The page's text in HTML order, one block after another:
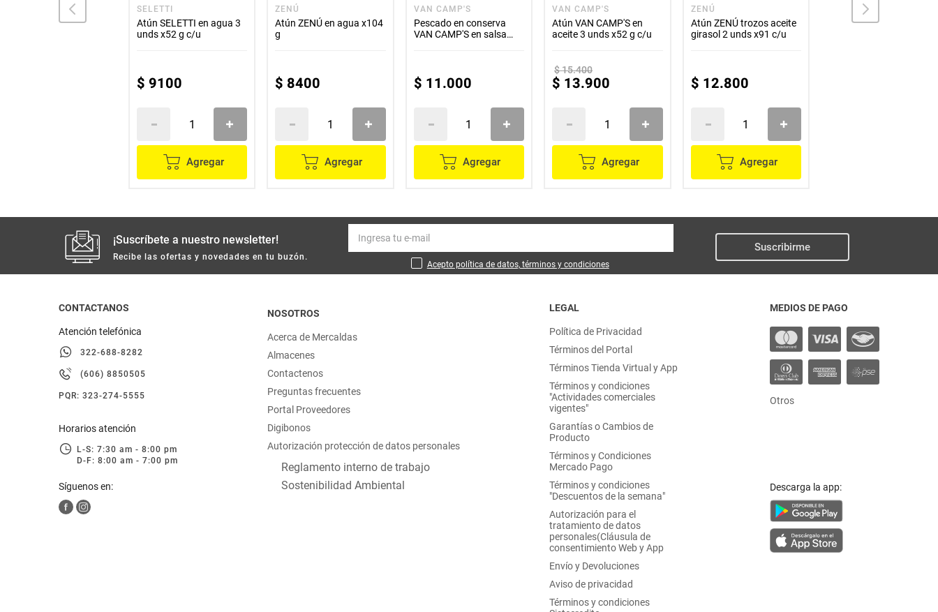
VIGILANTE en
SELETTI
Atún SELETTI en agua 3
unds x52 g c/u
$ 9100
Agregar
ZENÚ
Atún ZENÚ en agua x104
g
$ 8400
Agregar
VAN CAMP'S
Pescado en conserva
VAN CAMP'S en salsa
$ 11.000
Agregar
VAN CAMP'S
Atún VAN CAMP'S en
aceite 3 unds x52 g c/u
$15.400
$ 13.900
Agregar
ZENÚ
Atún ZENÚ trozos aceite
girasol 2 unds x91 c/u
$ 12.800
Agregar
VAN CAMP'S
Ensalada VAN CAMP'S
¡Suscríbete a nuestro newsletter!
Recibe las ofertas y novedades en tu buzón.
Acepto política de datos, términos y condiciones
Suscribirme
CONTACTANOS
Atención telefónica
322-688-8282
(606) 8850505
PQR: 323-274-5555
Horarios atención
L-S: 7:30 am - 8:00 pm
D-F: 8:00 am - 7:00 pm
Síguenos en:
NOSOTROS
Acerca de Mercaldas
Almacenes
Contactenos
Preguntas frecuentes
Portal Proveedores
Digibonos
Autorización protección de datos personales
Reglamento interno de trabajo
Sostenibilidad Ambiental
LEGAL
Política de Privacidad
Términos del Portal
Términos Tienda Virtual y App
Términos y condiciones
"Actividades comerciales
vigentes"
Garantías o Cambios de
Producto
Términos y Condiciones
Mercado Pago
Términos y condiciones
"Descuentos de la semana"
Autorización para el
tratamiento de datos
personales(Cláusula de
consentimiento Web y App
Envío y Devoluciones
Aviso de privacidad
Términos y condiciones
MEDIOS DE PAGO
Otros
Descarga la app: